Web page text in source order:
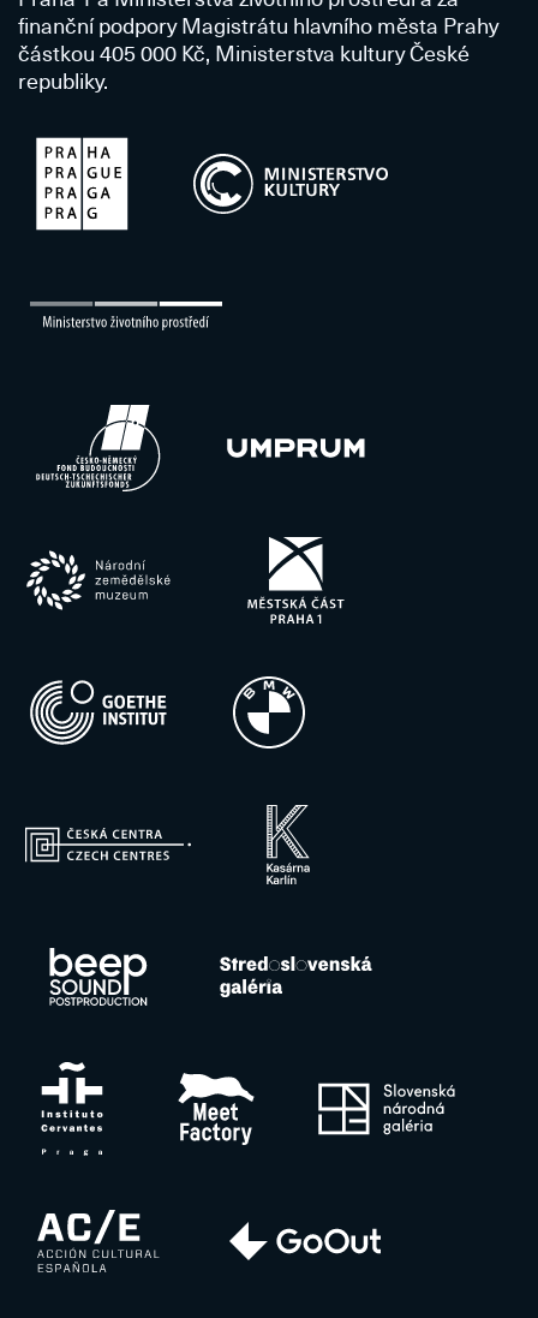
finanční podpory Magistrátu hlavního města Prahy
částkou 405 000 Kč, Ministerstva kultury České
republiky.